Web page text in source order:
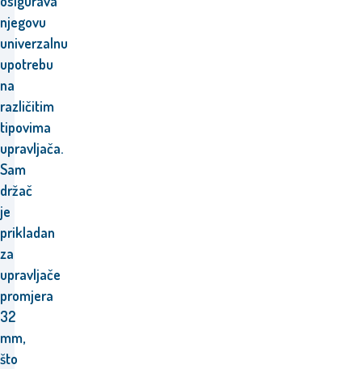
njegovu
univerzalnu
upotrebu
na
različitim
tipovima
upravljača.
Sam
držač
je
prikladan
za
upravljače
promjera
32
mm,
što